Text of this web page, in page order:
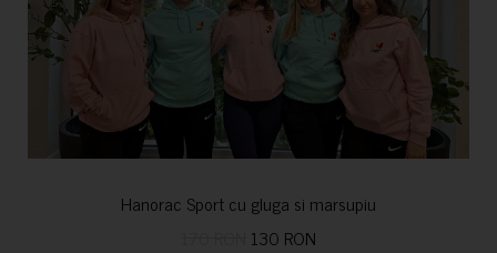
Hanorac Sport cu gluga si marsupiu
130 RON